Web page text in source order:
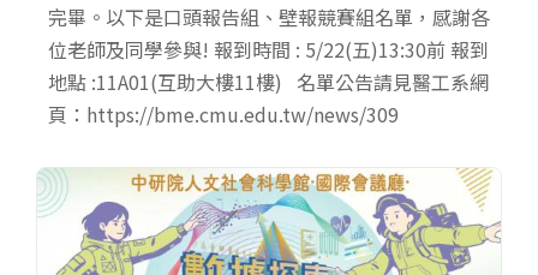
完畢。以下是口頭報告組、壁報競賽組名單，感謝各
位老師及同學參與! 報到時間 : 5/22(五)13:30前 報到
地點 :11A01(互助大樓11樓) 名單公告請見醫工系網
頁：https://bme.cmu.edu.tw/news/309